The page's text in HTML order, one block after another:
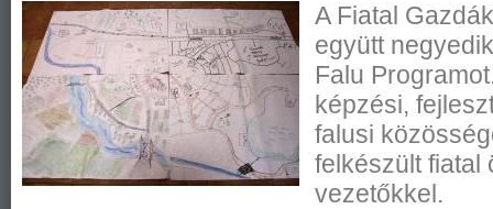
A Fiatal
együtt
Falu
képzési,
falusi
felkészült fiatal
vezetőkkel.